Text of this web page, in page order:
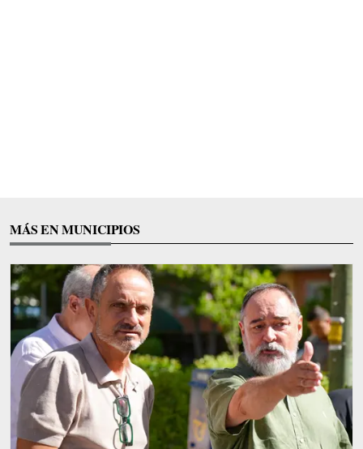
MÁS EN MUNICIPIOS